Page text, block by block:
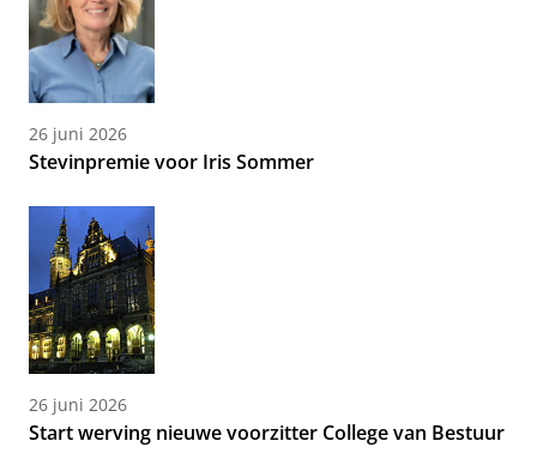
26 juni 2026
Stevinpremie voor Iris Sommer
26 juni 2026
Start werving nieuwe voorzitter College van Bestuur